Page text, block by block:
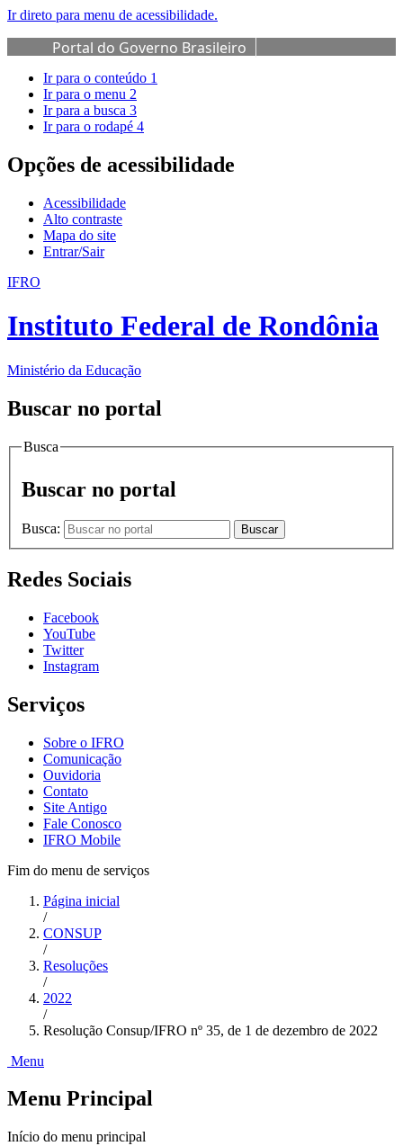
Ir direto para menu de acessibilidade.
Portal do Governo Brasileiro
Ir para o conteúdo 1
Ir para o menu 2
Ir para a busca 3
Ir para o rodapé 4
Opções de acessibilidade
Acessibilidade
Alto contraste
Mapa do site
Entrar/Sair
IFRO
Instituto Federal de Rondônia
Ministério da Educação
Buscar no portal
Busca
Buscar no portal
Busca: Buscar
Redes Sociais
Facebook
YouTube
Twitter
Instagram
Serviços
Sobre o IFRO
Comunicação
Ouvidoria
Contato
Site Antigo
Fale Conosco
IFRO Mobile
Fim do menu de serviços
Página inicial
/
CONSUP
/
Resoluções
/
2022
/
Resolução Consup/IFRO nº 35, de 1 de dezembro de 2022
Menu
Menu Principal
Início do menu principal